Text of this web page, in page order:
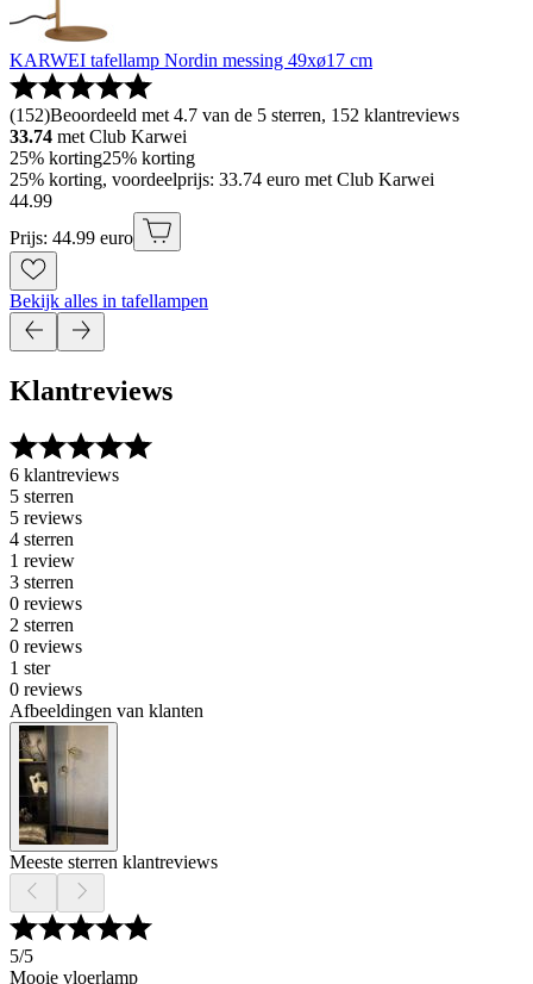
KARWEI tafellamp Nordin messing 49xø17 cm
(152)Beoordeeld met 4.7 van de 5 sterren, 152 klantreviews
33.74 met Club Karwei
25% korting25% korting
25% korting, voordeelprijs: 33.74 euro met Club Karwei
44.99
Prijs: 44.99 euro
Bekijk alles in tafellampen
Klantreviews
6 klantreviews
5 sterren
5 reviews
4 sterren
1 review
3 sterren
0 reviews
2 sterren
0 reviews
1 ster
0 reviews
Afbeeldingen van klanten
Meeste sterren klantreviews
5/5
Mooie vloerlamp